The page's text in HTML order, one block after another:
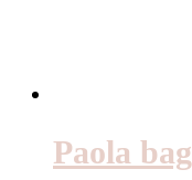
Paola bag